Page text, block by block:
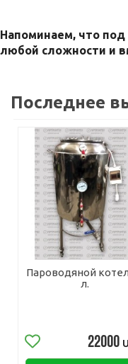
Напоминаем, что под
любой сложности и
Последнее
Пароводяной
л.
22000